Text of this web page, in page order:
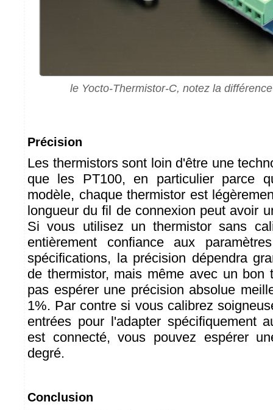
le Yocto-Thermistor-C, notez la
Précision
Les thermistors sont loin d'être une
que les PT100, en particulier parce
modèle, chaque thermistor est
longueur du fil de connexion peut avoir
Si vous utilisez un thermistor sans
entièrement confiance aux
spécifications, la précision dépendra
de thermistor, mais même avec un bon
pas espérer une précision absolue
1%. Par contre si vous calibrez
entrées pour l'adapter spécifiquement
est connecté, vous pouvez espérer
degré.
Conclusion